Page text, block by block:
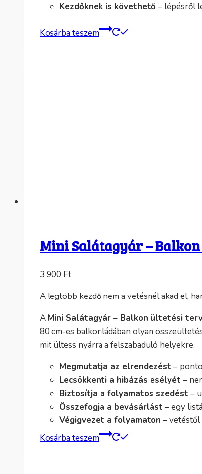
Kezdőknek is követhető – lépésről
Kosárba teszem
Mini Salátagyár –
3 900 Ft
A legtöbb kezdő nem a vetésnél akad el,
A Mini Salátagyár – Balkon ültetési terv
80 cm-es balkonládában olyan
mit ültess nyárra a felszabaduló helyekre.
Megmutatja az elrendezést –
Lecsökkenti a hibázás esélyét –
Biztosítja a folyamatos szedést –
Összefogja a bevásárlást – egy
Végigvezet a folyamaton – vetéstől
Kosárba teszem